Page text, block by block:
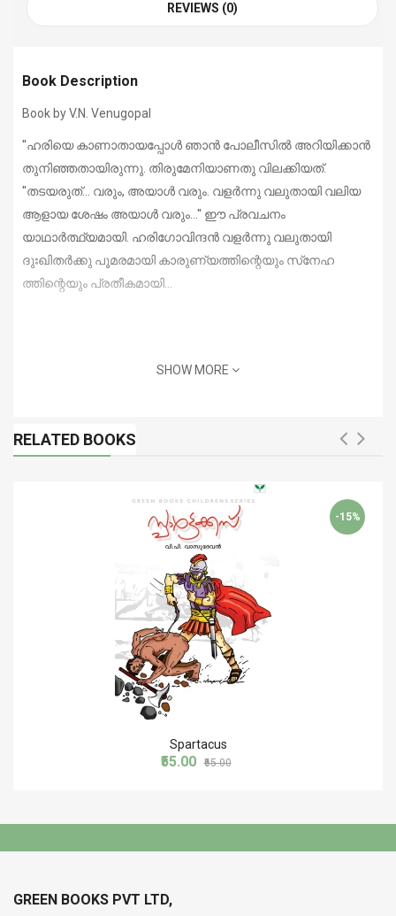
REVIEWS (0)
Book Description
Book by V.N. Venugopal
''ഹരിയെ കാണാതായപ്പോള്‍ ഞാന്‍ പോലീസില്‍ അറിയിക്കാന്‍
തുനിഞ്ഞതായിരുന്നു. തിരുമേനിയാണതു വിലക്കിയത്.
''തടയരുത്... വരും, അയാള്‍ വരും. വളര്‍ന്നു വലുതായി വലിയ
ആളായ ശേഷം അയാള്‍ വരും...'' ഈ പ്രവചനം
യാഥാര്‍ത്ഥ്യമായി. ഹരിഗോവിന്ദന്‍ വളര്‍ന്നു വലുതായി
ദുഃഖിതര്‍ക്കു പൂമരമായി കാരുണ്യത്തിന്റെയും സ്‌നേഹ
ത്തിന്റെയും പ്രതീകമായി...
SHOW MORE
RELATED BOOKS
-15%
Spartacus
₹55.00 ₹65.00
GREEN BOOKS PVT LTD,